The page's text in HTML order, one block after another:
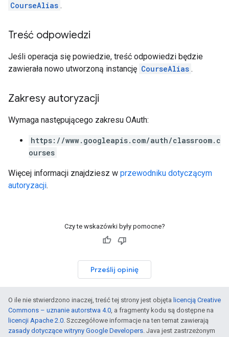
CourseAlias .
Treść odpowiedzi
Jeśli operacja się powiedzie, treść odpowiedzi będzie
zawierała nowo utworzoną instancję CourseAlias .
Zakresy autoryzacji
Wymaga następującego zakresu OAuth:
https://www.googleapis.com/auth/classroom.c
ourses
Więcej informacji znajdziesz w przewodniku dotyczącym
autoryzacji.
Czy te wskazówki były pomocne?
Prześlij opinię
O ile nie stwierdzono inaczej, treść tej strony jest objęta licencją Creative
Commons – uznanie autorstwa 4.0, a fragmenty kodu są dostępne na
licencji Apache 2.0. Szczegółowe informacje na ten temat zawierają
zasady dotyczące witryny Google Developers. Java jest zastrzeżonym